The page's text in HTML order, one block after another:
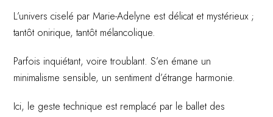
L’univers ciselé par Marie-Adelyne est délicat et mystérieux ;
tantôt onirique, tantôt mélancolique.
Parfois inquiétant, voire troublant. S’en émane un
minimalisme sensible, un sentiment d’étrange harmonie.
Ici, le geste technique est remplacé par le ballet des